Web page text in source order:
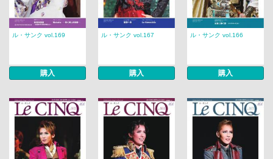
ル・サンク vol.169
購入
ル・サンク vol.167
購入
ル・サンク vol.166
購入